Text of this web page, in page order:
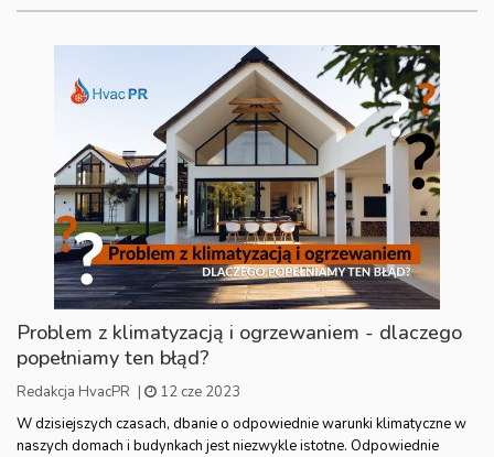
Problem z klimatyzacją i ogrzewaniem - dlaczego
popełniamy ten błąd?
Redakcja HvacPR |
12 cze 2023
W dzisiejszych czasach, dbanie o odpowiednie warunki klimatyczne w
naszych domach i budynkach jest niezwykle istotne. Odpowiednie